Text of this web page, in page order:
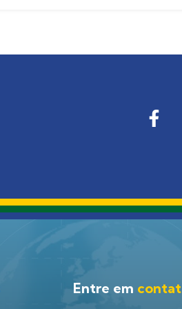
Entre em